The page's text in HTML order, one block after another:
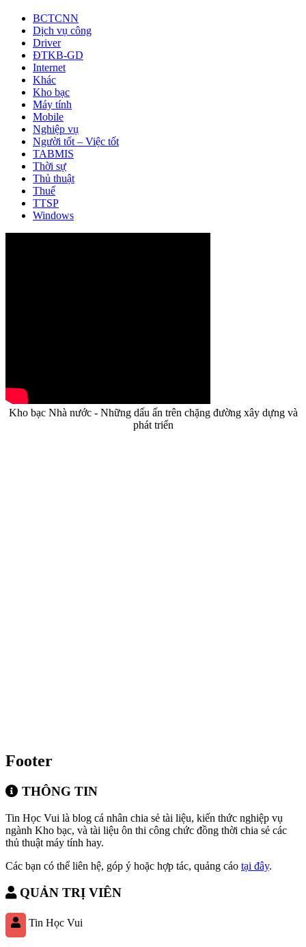
BCTCNN
Dịch vụ công
Driver
ĐTKB-GD
Internet
Khác
Kho bạc
Máy tính
Mobile
Nghiệp vụ
Người tốt – Việc tốt
TABMIS
Thời sự
Thủ thuật
Thuế
TTSP
Windows
Kho bạc Nhà nước - Những dấu ấn trên chặng đường xây dựng và
phát triển
Footer
THÔNG TIN
Tin Học Vui là blog cá nhân chia sẻ tài liệu, kiến thức nghiệp vụ
ngành Kho bạc, và tài liệu ôn thi công chức đồng thời chia sẻ các
thủ thuật máy tính hay.
Các bạn có thể liên hệ, góp ý hoặc hợp tác, quảng cáo tại đây.
QUẢN TRỊ VIÊN
Tin Học Vui